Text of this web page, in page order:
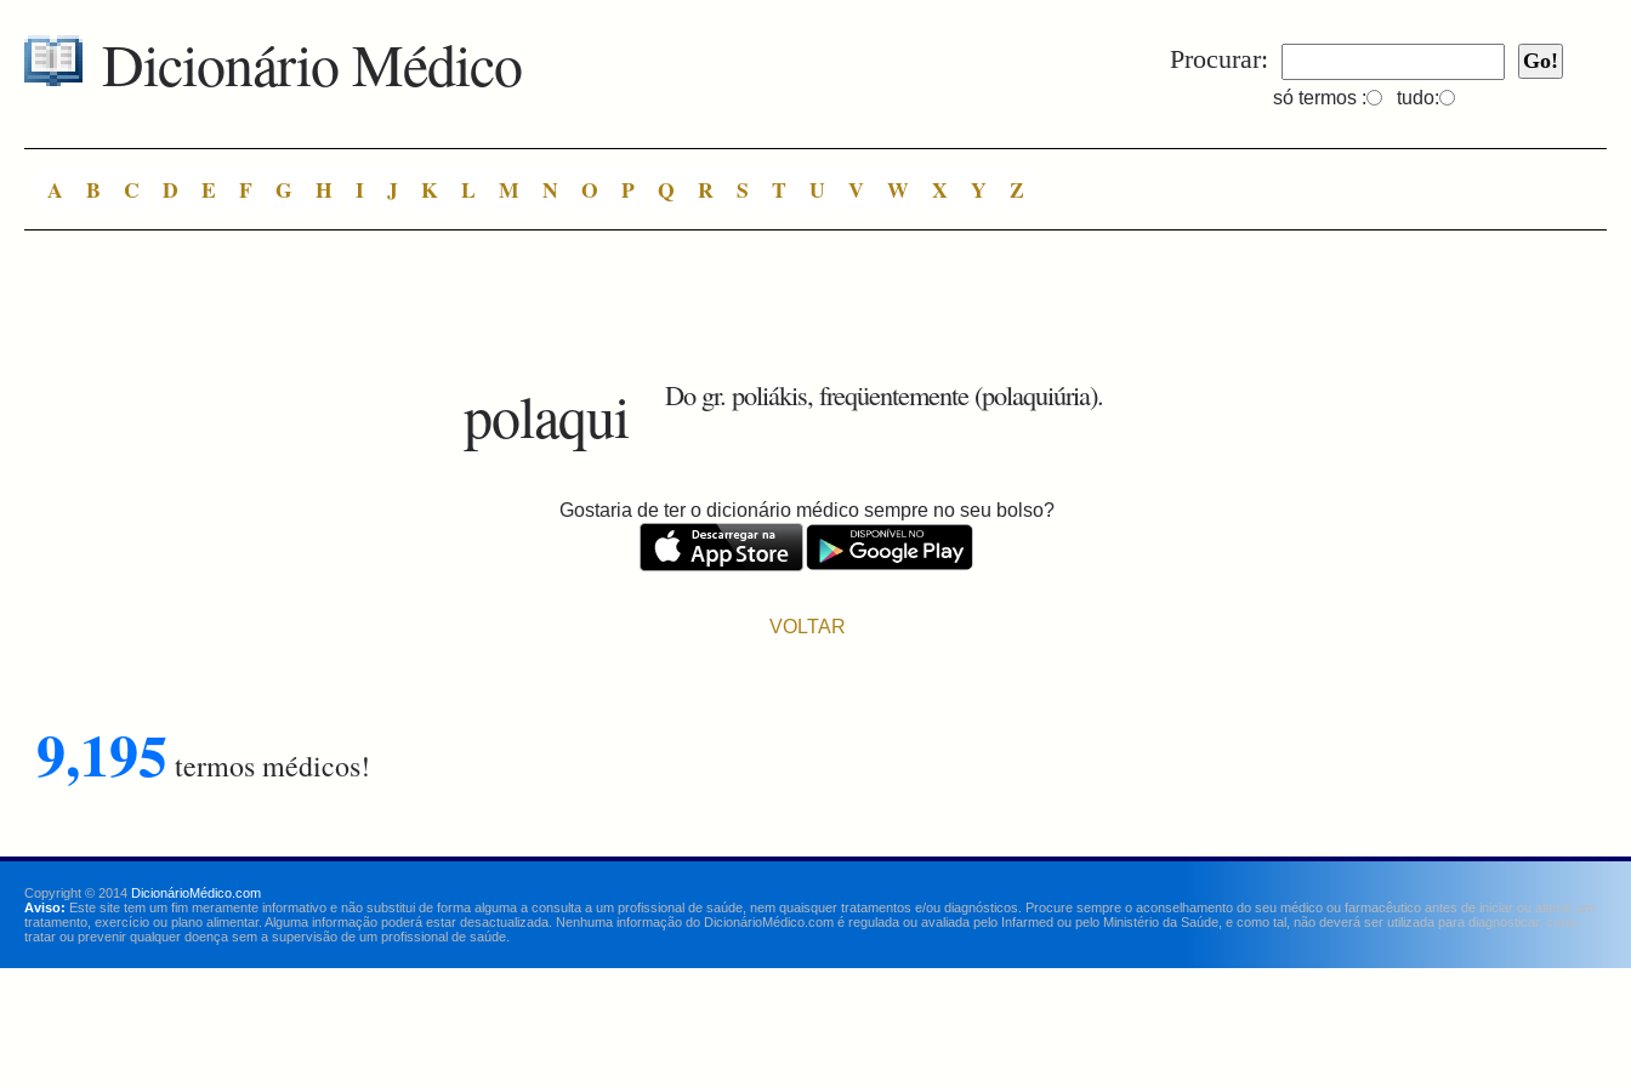
Procurar:
só termos : tudo:
Dicionário Médico
A B C D E F G H I J K L M N O P Q R S T U V W X Y Z
polaqui Do gr. poliákis, freqüentemente (polaquiúria).
Gostaria de ter o dicionário médico sempre no seu bolso?
VOLTAR
9,195 termos médicos!
Copyright © 2014 DicionárioMédico.com
Aviso: Este site tem um fim meramente informativo e não substitui de forma alguma a consulta a um profissional de saúde, nem quaisquer tratamentos e/ou diagnósticos. Procure sempre o aconselhamento do seu médico ou farmacêutico antes de iniciar ou alterar um
tratamento, exercício ou plano alimentar. Alguma informação poderá estar desactualizada. Nenhuma informação do DicionárioMédico.com é regulada ou avaliada pelo Infarmed ou pelo Ministério da Saúde, e como tal, não deverá ser utilizada para diagnosticar, curar,
tratar ou prevenir qualquer doença sem a supervisão de um profissional de saúde.